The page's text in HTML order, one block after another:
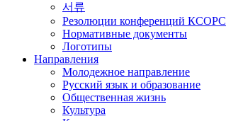
서류
Резолюции конференций КСОРС
Нормативные документы
Логотипы
Направления
Молодежное направление
Русский язык и образование
Общественная жизнь
Культура